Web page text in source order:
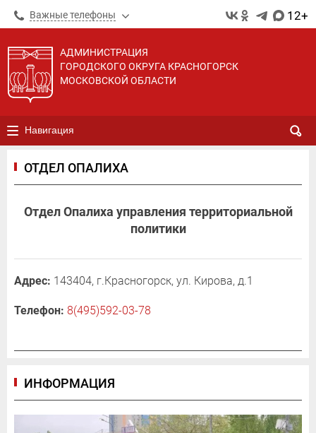
Важные телефоны 12+
АДМИНИСТРАЦИЯ
ГОРОДСКОГО ОКРУГА КРАСНОГОРСК
МОСКОВСКОЙ ОБЛАСТИ
Навигация
ОТДЕЛ ОПАЛИХА
Отдел Опалиха управления территориальной
политики
Адрес: 143404, г.Красногорск, ул. Кирова, д.1
Телефон: 8(495)592-03-78
ИНФОРМАЦИЯ